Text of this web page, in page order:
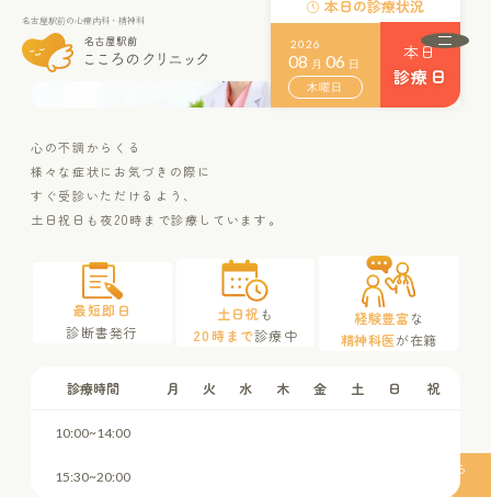
名古屋駅前の心療内科・精神科
本日の診療状況
2026
08 月 06 日
木曜日
本日
診療日
心の不調からくる
様々な症状にお気づきの際に
すぐ受診いただけるよう、
土日祝日も夜20時まで診療しています。
最短即日
診断書発行
土日祝 も
20時まで診療中
経験豊富な
精神科医が在籍
診療時間 月 火 水 木 金 土 日 祝
10:00~14:00
15:30~20:00 から
名古屋駅前の心療内科・精神科
About
初めての方へ
Menu
Doctor ドクター紹介
Access アクセス
News お知らせ